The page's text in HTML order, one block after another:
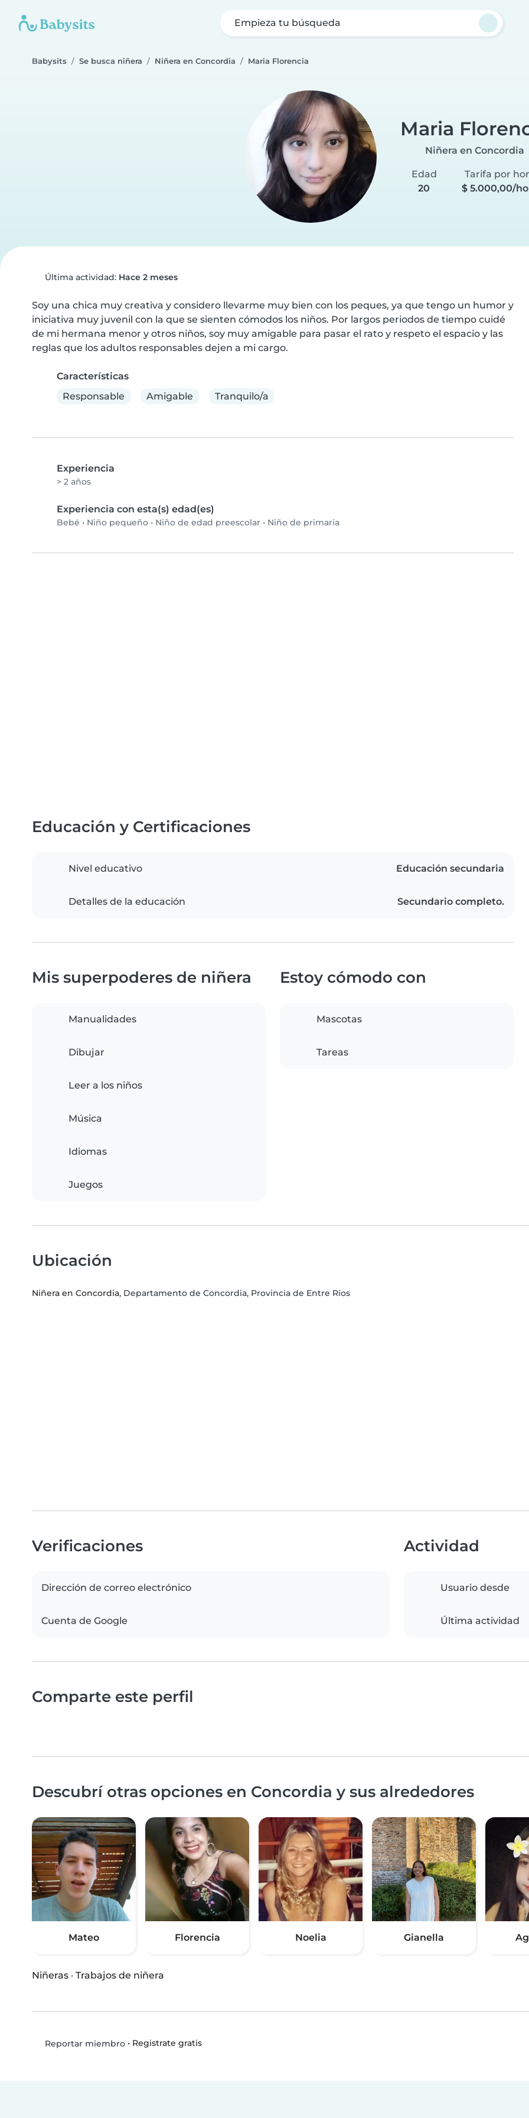
Empieza tu búsqueda
Babysits Se busca niñera Niñera en Concordia Maria Florencia
Maria
Niñera en Concordia
Edad
20
Tarifa por
$ 5.000,00/
Última actividad: Hace 2 meses
Soy una chica muy creativa y considero llevarme muy bien con los peques, ya que tengo un humor y
iniciativa muy juvenil con la que se sienten cómodos los niños. Por largos periodos de tiempo cuidé
de mi hermana menor y otros niños, soy muy amigable para pasar el rato y respeto el espacio y las
reglas que los adultos responsables dejen a mi cargo.
Características
Responsable
Amigable Tranquilo/a
Experiencia
> 2 años
Experiencia con esta(s) edad(es)
Bebé • Niño pequeño • Niño de edad preescolar • Niño de primaria
Educación y Certificaciones
Nivel educativo Educación secundaria
Detalles de la educación Secundario completo.
Mis superpoderes de niñera
Manualidades
Dibujar
Leer a los niños
Música
Idiomas
Juegos
Estoy cómodo con
Mascotas
Tareas
Ubicación
Niñera en Concordia, Departamento de Concordia, Provincia de Entre Ríos
Verificaciones
Dirección de correo electrónico
Cuenta de Google
Actividad
Usuario desde
Última actividad
Comparte este perfil
Descubrí otras opciones en Concordia y sus alrededores
Mateo Florencia Noelia Gianella
Niñeras · Trabajos de niñera
Reportar miembro• Registrate gratis